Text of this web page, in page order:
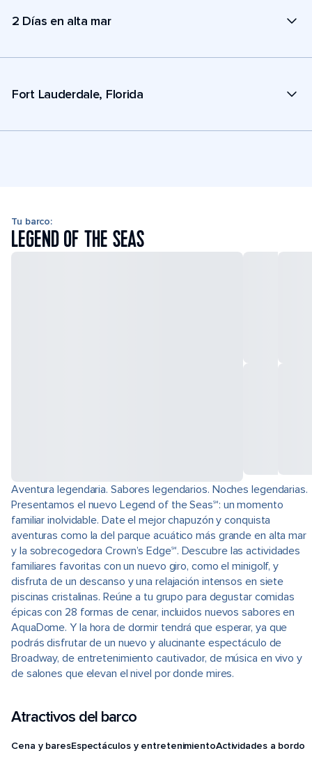
2 Días en alta mar
Fort Lauderdale, Florida
Tu barco:
LEGEND OF THE SEAS
Aventura legendaria. Sabores legendarios. Noches legendarias.
Presentamos el nuevo Legend of the Seas℠: un momento
familiar inolvidable. Date el mejor chapuzón y conquista
aventuras como la del parque acuático más grande en alta mar
y la sobrecogedora Crown’s Edge℠. Descubre las actividades
familiares favoritas con un nuevo giro, como el minigolf, y
disfruta de un descanso y una relajación intensos en siete
piscinas cristalinas. Reúne a tu grupo para degustar comidas
épicas con 28 formas de cenar, incluidos nuevos sabores en
AquaDome. Y la hora de dormir tendrá que esperar, ya que
podrás disfrutar de un nuevo y alucinante espectáculo de
Broadway, de entretenimiento cautivador, de música en vivo y
de salones que elevan el nivel por donde mires.
Atractivos del barco
Cena y baresEspectáculos y entretenimientoActividades a bordo